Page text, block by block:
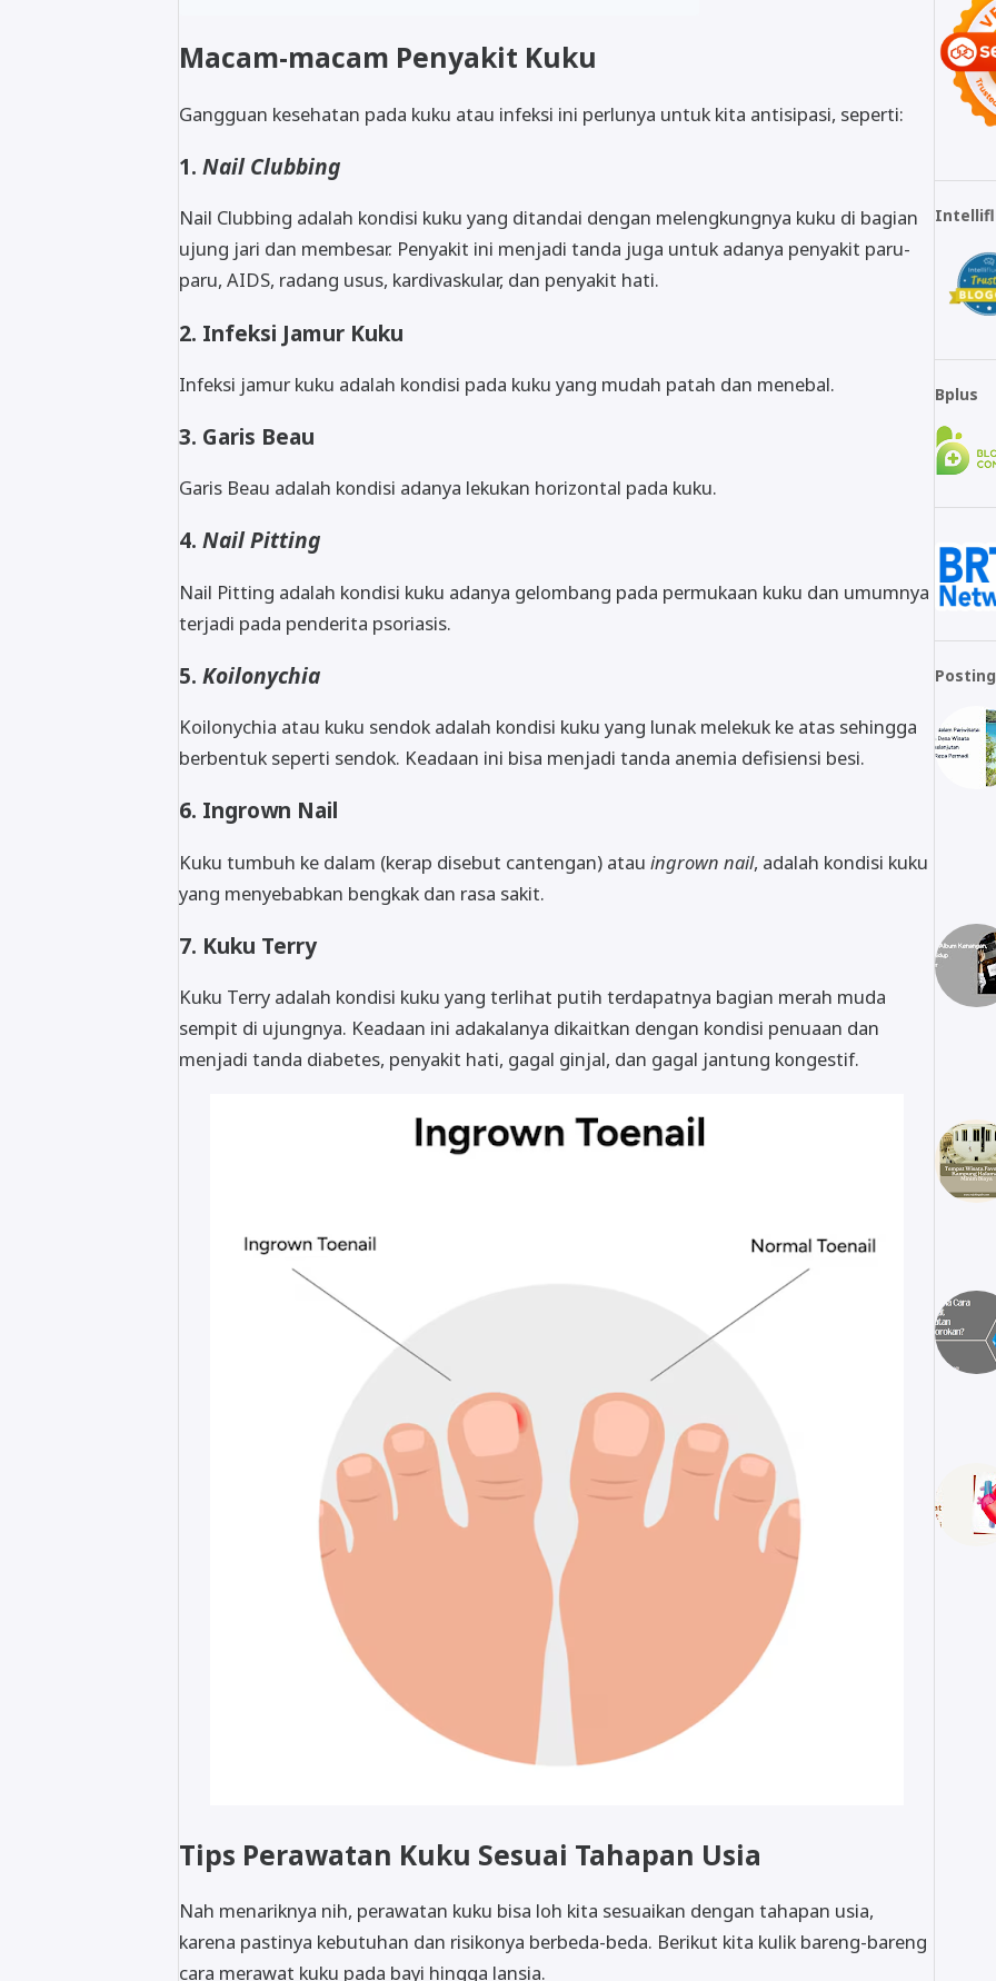
Macam-macam Penyakit Kuku
Gangguan kesehatan pada kuku atau infeksi ini perlunya untuk kita antisipasi, seperti:
1. Nail Clubbing
Nail Clubbing adalah kondisi kuku yang ditandai dengan melengkungnya kuku di bagian
ujung jari dan membesar. Penyakit ini menjadi tanda juga untuk adanya penyakit paru-
paru, AIDS, radang usus, kardivaskular, dan penyakit hati.
2. Infeksi Jamur Kuku
Infeksi jamur kuku adalah kondisi pada kuku yang mudah patah dan menebal.
3. Garis Beau
Garis Beau adalah kondisi adanya lekukan horizontal pada kuku.
4. Nail Pitting
Nail Pitting adalah kondisi kuku adanya gelombang pada permukaan kuku dan umumnya
terjadi pada penderita psoriasis.
5. Koilonychia
Koilonychia atau kuku sendok adalah kondisi kuku yang lunak melekuk ke atas sehingga
berbentuk seperti sendok. Keadaan ini bisa menjadi tanda anemia defisiensi besi.
6. Ingrown Nail
Kuku tumbuh ke dalam (kerap disebut cantengan) atau ingrown nail, adalah kondisi kuku
yang menyebabkan bengkak dan rasa sakit.
7. Kuku Terry
Kuku Terry adalah kondisi kuku yang terlihat putih terdapatnya bagian merah muda
sempit di ujungnya. Keadaan ini adakalanya dikaitkan dengan kondisi penuaan dan
menjadi tanda diabetes, penyakit hati, gagal ginjal, dan gagal jantung kongestif.
Tips Perawatan Kuku Sesuai Tahapan Usia
Nah menariknya nih, perawatan kuku bisa loh kita sesuaikan dengan tahapan usia,
karena pastinya kebutuhan dan risikonya berbeda-beda. Berikut kita kulik bareng-bareng
cara merawat kuku pada bayi hingga lansia.
Bplus